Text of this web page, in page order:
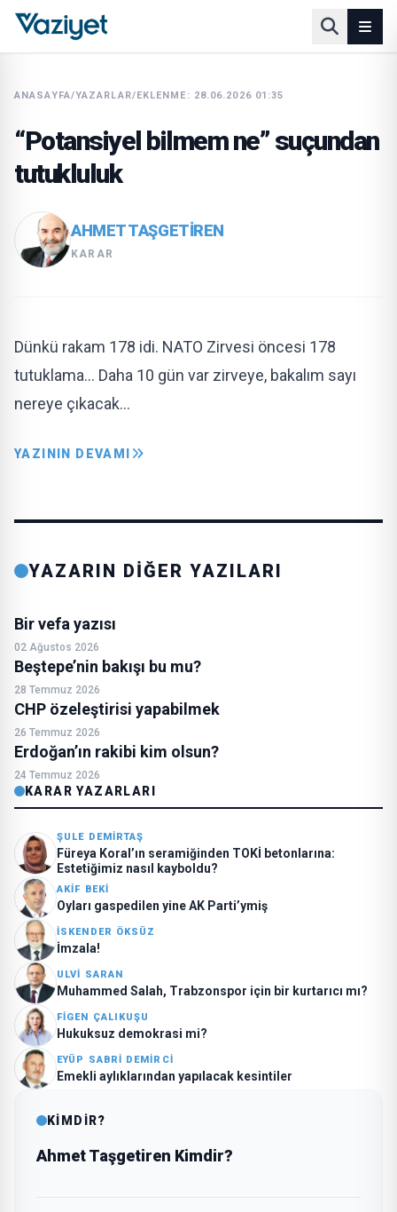
ANASAYFA/YAZARLAR/EKLENME: 28.06.2026 01:35
“Potansiyel bilmem ne” suçundan
tutukluluk
AHMET TAŞGETIREN
KARAR
Dünkü rakam 178 idi. NATO Zirvesi öncesi 178
tutuklama… Daha 10 gün var zirveye, bakalım sayı
nereye çıkacak…
YAZININ DEVAMI
YAZARIN DİĞER YAZILARI
Bir vefa yazısı
02 Ağustos 2026
Beştepe’nin bakışı bu mu?
28 Temmuz 2026
CHP özeleştirisi yapabilmek
26 Temmuz 2026
Erdoğan’ın rakibi kim olsun?
24 Temmuz 2026
KARAR YAZARLARI
ŞULE DEMIRTAŞ
Füreya Koral’ın seramiğinden TOKİ betonlarına:
Estetiğimiz nasıl kayboldu?
AKIF BEKI
Oyları gaspedilen yine AK Parti’ymiş
İSKENDER ÖKSÜZ
İmzala!
ULVI SARAN
Muhammed Salah, Trabzonspor için bir kurtarıcı mı?
FIGEN ÇALIKUŞU
Hukuksuz demokrasi mi?
EYÜP SABRI DEMIRCI
Emekli aylıklarından yapılacak kesintiler
KİMDİR?
Ahmet Taşgetiren Kimdir?